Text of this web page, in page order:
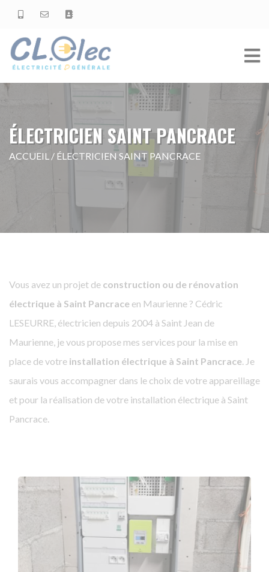
ÉLECTRICIEN SAINT PANCRACE
ACCUEIL / ÉLECTRICIEN SAINT PANCRACE
Vous avez un projet de construction ou de rénovation
électrique à Saint Pancrace en Maurienne ? Cédric
LESEURRE, électricien depuis 2004 à Saint Jean de
Maurienne, je vous propose mes services pour la mise en
place de votre installation électrique à Saint Pancrace. Je
saurais vous accompagner dans le choix de votre appareillage
et pour la réalisation de votre installation électrique à Saint
Pancrace.